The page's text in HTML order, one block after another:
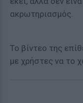
ακρωτηριασμός.
Το βίντεο της
με χρήστες να το